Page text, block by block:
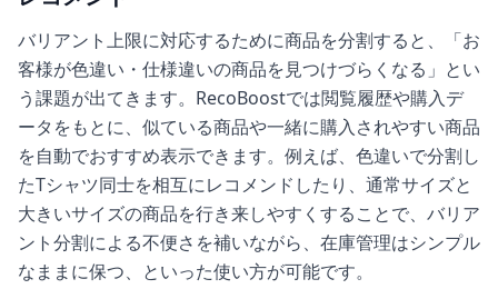
バリアント上限に対応するために商品を分割すると、「お
客様が色違い・仕様違いの商品を見つけづらくなる」とい
う課題が出てきます。RecoBoostでは閲覧履歴や購入デ
ータをもとに、似ている商品や一緒に購入されやすい商品
を自動でおすすめ表示できます。例えば、色違いで分割し
たTシャツ同士を相互にレコメンドしたり、通常サイズと
大きいサイズの商品を行き来しやすくすることで、バリア
ント分割による不便さを補いながら、在庫管理はシンプル
なままに保つ、といった使い方が可能です。